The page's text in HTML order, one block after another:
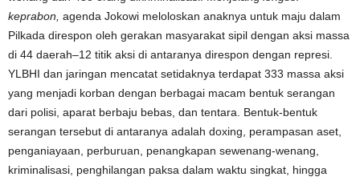
keprabon, agenda Jokowi meloloskan anaknya untuk maju dalam
Pilkada direspon oleh gerakan masyarakat sipil dengan aksi massa
di 44 daerah–12 titik aksi di antaranya direspon dengan represi.
YLBHI dan jaringan mencatat setidaknya terdapat 333 massa aksi
yang menjadi korban dengan berbagai macam bentuk serangan
dari polisi, aparat berbaju bebas, dan tentara. Bentuk-bentuk
serangan tersebut di antaranya adalah doxing, perampasan aset,
penganiayaan, perburuan, penangkapan sewenang-wenang,
kriminalisasi, penghilangan paksa dalam waktu singkat, hingga